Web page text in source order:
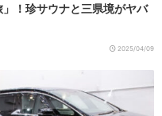
！珍サウナと三県境がヤバ
2025/04/09